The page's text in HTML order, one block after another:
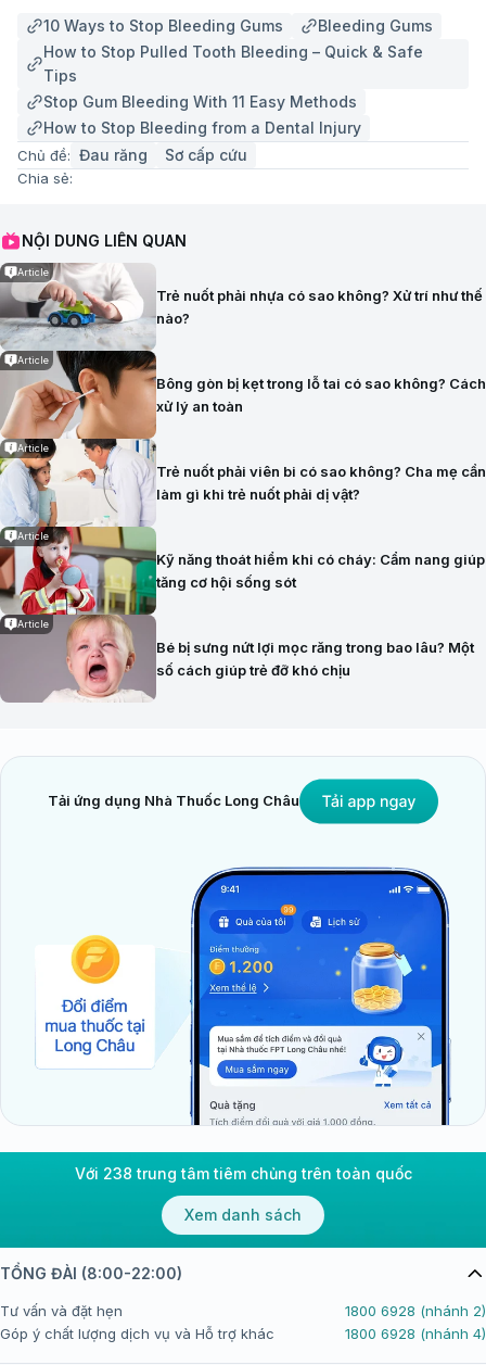
10 Ways to Stop Bleeding Gums
Bleeding Gums
How to Stop Pulled Tooth Bleeding – Quick & Safe
Tips
Stop Gum Bleeding With 11 Easy Methods
How to Stop Bleeding from a Dental Injury
Chủ đề: Đau răng Sơ cấp cứu
Chia sẻ:
NỘI DUNG LIÊN QUAN
Article
Trẻ nuốt phải nhựa có sao không? Xử trí như thế
nào?
Article
Bông gòn bị kẹt trong lỗ tai có sao không? Cách
xử lý an toàn
Article
Trẻ nuốt phải viên bi có sao không? Cha mẹ cần
làm gì khi trẻ nuốt phải dị vật?
Article
Kỹ năng thoát hiểm khi có cháy: Cẩm nang giúp
tăng cơ hội sống sót
Article
Bé bị sưng nứt lợi mọc răng trong bao lâu? Một
số cách giúp trẻ đỡ khó chịu
Tải ứng dụng Nhà Thuốc Long Châu
Với 238 trung tâm tiêm chủng trên toàn quốc
Xem danh sách
TỔNG ĐÀI (8:00-22:00)
Tư vấn và đặt hẹn
1800 6928 (nhánh 2)
Góp ý chất lượng dịch vụ và Hỗ trợ khác
1800 6928 (nhánh 4)